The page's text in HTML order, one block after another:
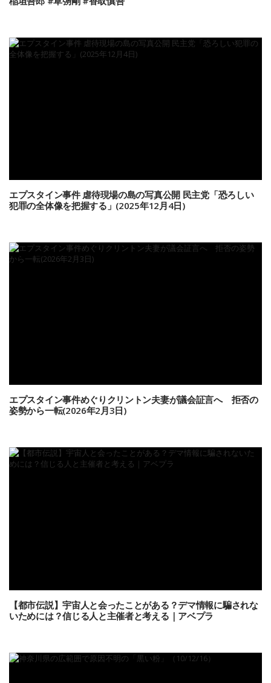
エプスタイン事件 虐待現場の島の写真公開 民主党「恐ろしい
犯罪の全体像を把握する」(2025年12月4日)
エプスタイン事件めぐりクリントン夫妻が議会証言へ 拒否の
姿勢から一転(2026年2月3日)
【都市伝説】宇宙人と会ったことがある？デマ情報に騙されな
いためには？信じる人と主催者と考える｜アベプラ